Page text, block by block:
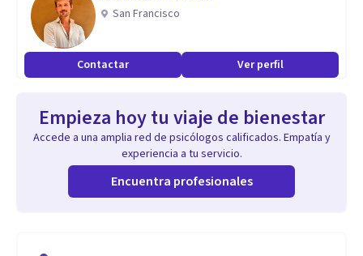
San Francisco
Contactar Ver perfil
Empieza hoy tu viaje de bienestar
Accede a una amplia red de psicólogos calificados. Empatía y
experiencia a tu servicio.
Encuentra profesionales